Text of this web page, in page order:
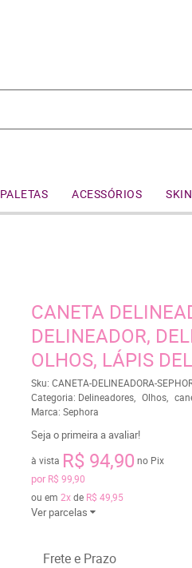
PALETAS ACESSÓRIOS
CANETA
DELINEADOR,
OLHOS, LÁPIS
Sku: CANETA-DELINEADORA-
Categoria: Delineadores Olhos
Marca: Sephora
Seja o primeira a avaliar!
à vista R$ 94,90 no Pix
por R$ 99,90
ou em 2xde R$ 49,95
Ver parcelas
Frete e Prazo